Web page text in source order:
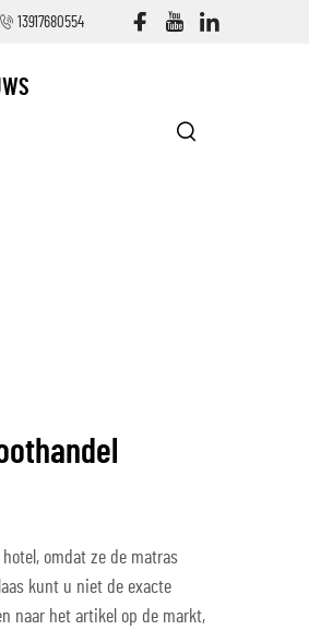
13917680554
omdat ze de matras
kunt u niet de exacte
naar het artikel op de markt,